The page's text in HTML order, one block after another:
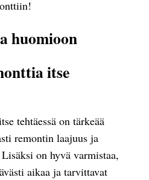
huomioon
itse
tehtäessä on tärkeää
remontin laajuus ja
on hyvä varmistaa,
aikaa ja tarvittavat